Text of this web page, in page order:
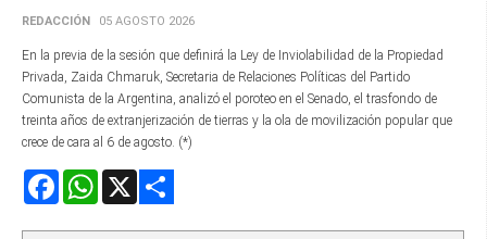
REDACCIÓN 05 AGOSTO 2026
En la previa de la sesión que definirá la Ley de Inviolabilidad de la Propiedad
Privada, Zaida Chmaruk, Secretaria de Relaciones Políticas del Partido
Comunista de la Argentina, analizó el poroteo en el Senado, el trasfondo de
treinta años de extranjerización de tierras y la ola de movilización popular que
crece de cara al 6 de agosto. (*)
FacebookWhatsApp